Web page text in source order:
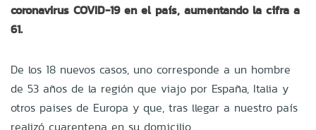
coronavirus COVID-19 en el país, aumentando la cifra a
61.
De los 18 nuevos casos, uno corresponde a un hombre
de 53 años de la región que viajo por España, Italia y
otros paises de Europa y que, tras llegar a nuestro país
realizó cuarentena en su domicilio.